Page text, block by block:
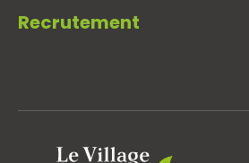
Recrutement